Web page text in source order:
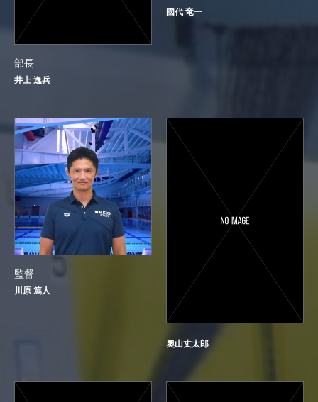
奧山丈太郎
國代 竜一
部長
井上 逸兵
監督
川原 篤人